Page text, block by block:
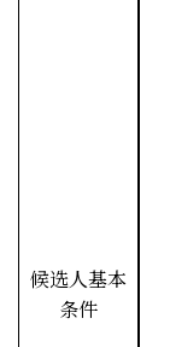
候选人基本
条件